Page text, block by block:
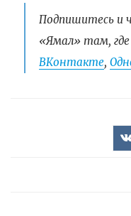
Подпишитесь и
«Ямал» там,
ВКонтакте,